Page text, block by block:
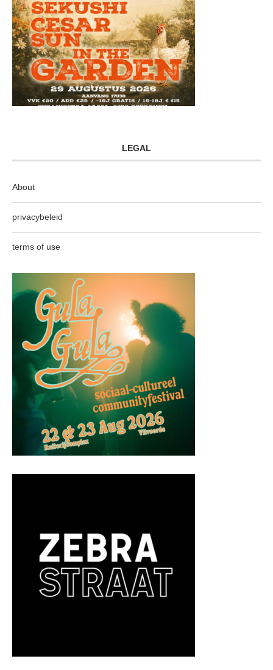
LEGAL
About
privacybeleid
terms of use